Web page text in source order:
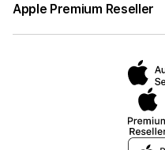
Apple Premium Reseller